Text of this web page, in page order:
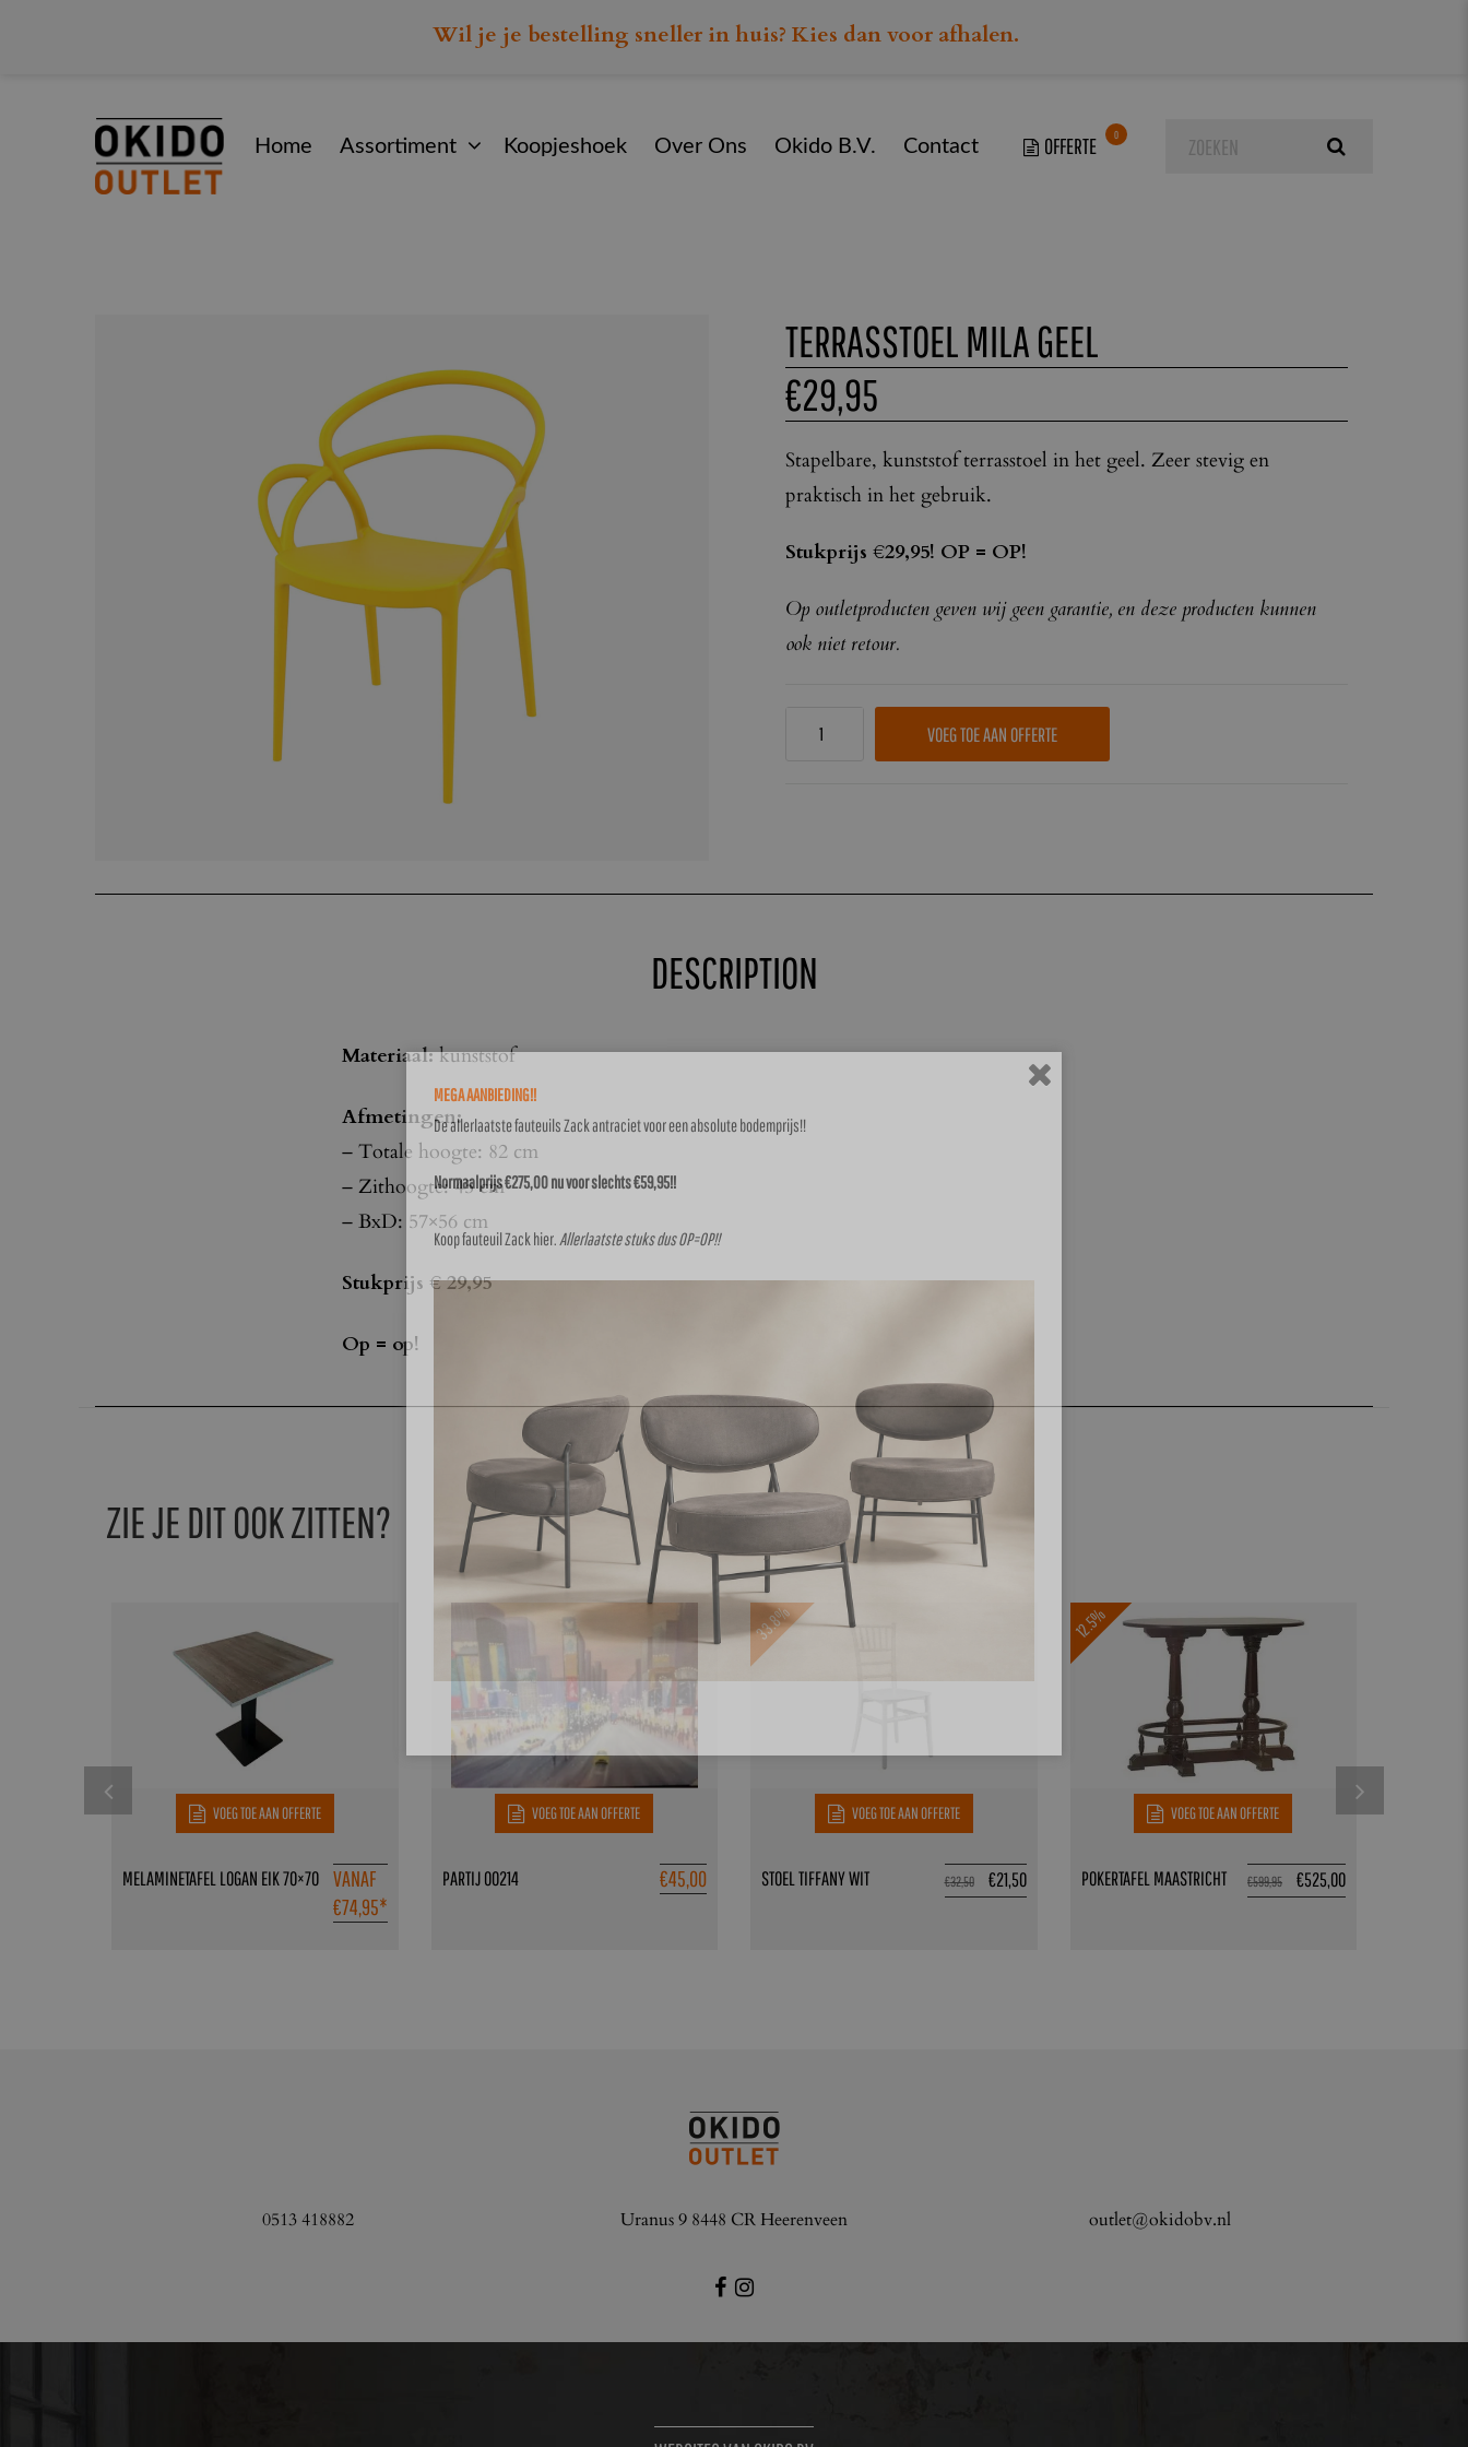
Wil je je bestelling sneller in huis? Kies dan voor afhalen.
Home Assortiment Koopjeshoek Over Ons Okido B.V. Contact
0
TERRASSTOEL MILA GEEL
€29,95
Stapelbare, kunststof terrasstoel in het geel. Zeer stevig en
praktisch in het gebruik.
Stukprijs €29,95! OP = OP!
Op outletproducten geven wij geen garantie, en deze producten kunnen
ook niet retour.
VOEG TOE AAN OFFERTE
DESCRIPTION
Materiaal:kunststof
Afmetingen:
– Totale hoogte: 82 cm
– Zithoogte: 45 cm
– BxD: 57×56 cm
Stukprijs € 29,95
Op = op!
ZIE JE DIT OOK ZITTEN?
VOEG TOE AAN OFFERTE
VANAF
€74,95*
MELAMINETAFEL LOGAN EIK 70×70
VOEG TOE AAN OFFERTE
€45,00
PARTIJ 00214
33.8%
VOEG TOE AAN OFFERTE
€32,50 €21,50
STOEL TIFFANY WIT
12.5%
VOEG TOE AAN OFFERTE
€599,95 €525,00
POKERTAFEL MAASTRICHT
0513 418882 Uranus 9 8448 CR Heerenveen outlet@okidobv.nl
MEGA AANBIEDING!!
De allerlaatste fauteuils Zack antraciet voor een absolute bodemprijs!!
Normaalprijs €275,00 nu voor slechts €59,95!!
Koop fauteuil Zack hier. Allerlaatste stuks dus OP=OP!!